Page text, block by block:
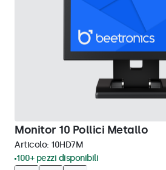
Monitor 10 Pollici Metallo
Articolo: 10HD7M
100+ pezzi disponibili